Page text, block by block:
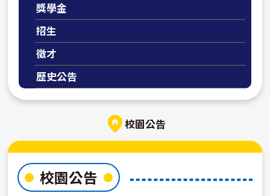
獎學金
招生
徵才
歷史公告
校園公告
校園公告